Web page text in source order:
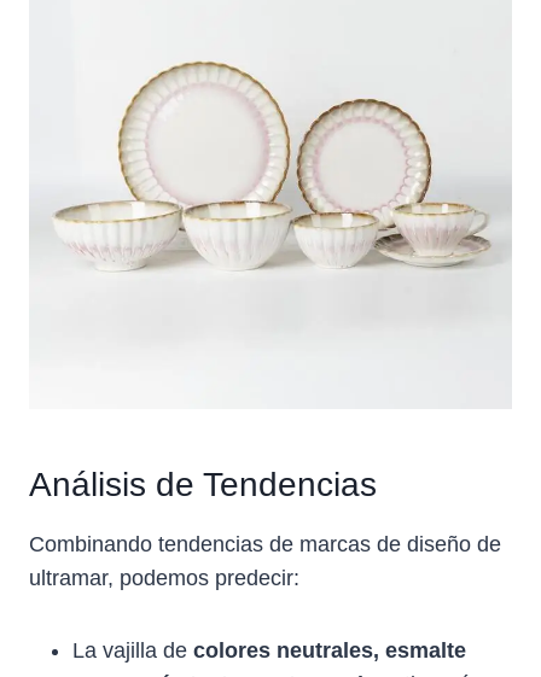
Análisis de Tendencias
Combinando tendencias de marcas de diseño de
ultramar, podemos predecir:
La vajilla de colores neutrales, esmalte